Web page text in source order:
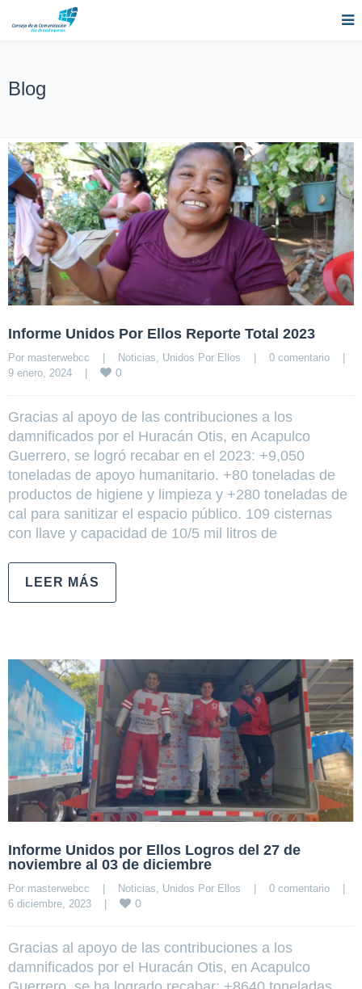
Blog
Informe Unidos Por Ellos Reporte Total 2023
Por masterwebcc | Noticias Unidos Por Ellos | 0 comentario
|
9 enero, 2024 | 0
Gracias al apoyo de las contribuciones a los
damnificados por el Huracán Otis, en Acapulco
Guerrero, se logró recabar en el 2023: +9,050
toneladas de apoyo humanitario. +80 toneladas de
productos de higiene y limpieza y +280 toneladas de
cal para sanitizar el espacio público. 109 cisternas
con llave y capacidad de 10/5 mil litros de
LEER MÁS
Informe Unidos por Ellos Logros del 27 de
noviembre al 03 de diciembre
Por masterwebcc Noticias, Unidos Por Ellos 0 comentario
6 diciembre, 2023
0
Gracias al apoyo de las contribuciones a los
damnificados por el Huracán Otis, en Acapulco